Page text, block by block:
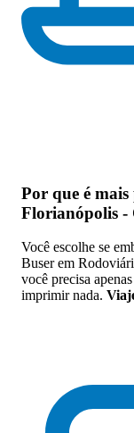
Por que é
Florianópolis -
Você escolhe se
Buser em
você precisa
imprimir nada.